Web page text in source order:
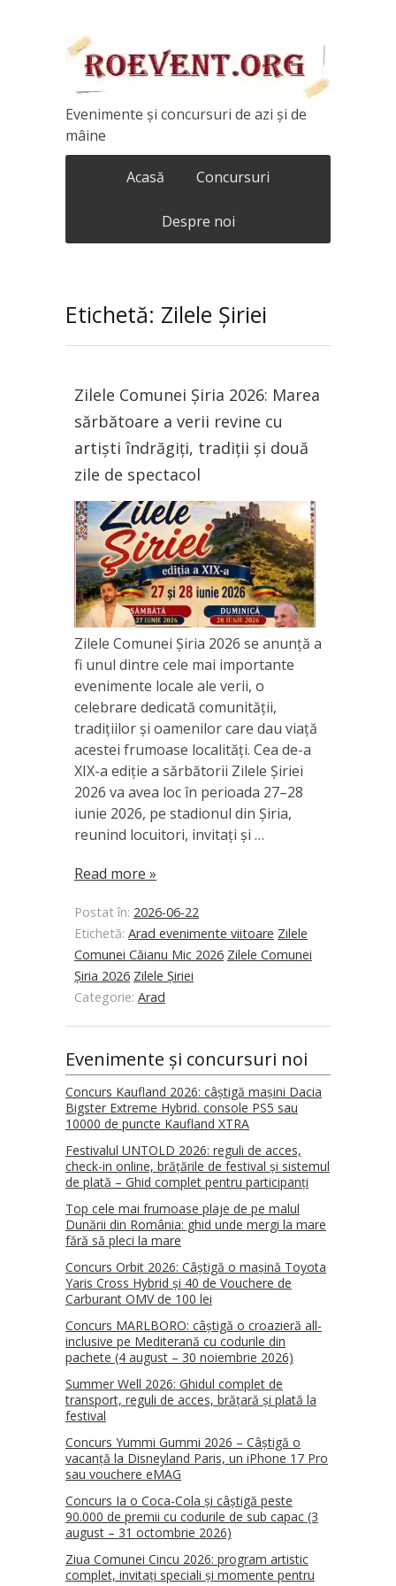
Evenimente și concursuri de azi și de
mâine
Acasă Concursuri
Despre noi
Etichetă: Zilele Șiriei
Zilele Comunei Șiria 2026: Marea
sărbătoare a verii revine cu
artiști îndrăgiți, tradiții și două
zile de spectacol
Zilele Comunei Șiria 2026 se anunță a
fi unul dintre cele mai importante
evenimente locale ale verii, o
celebrare dedicată comunității,
tradițiilor și oamenilor care dau viață
acestei frumoase localități. Cea de-a
XIX-a ediție a sărbătorii Zilele Șiriei
2026 va avea loc în perioada 27–28
iunie 2026, pe stadionul din Șiria,
reunind locuitori, invitați și …
Read more »
Postat în: 2026-06-22
Etichetă: Arad evenimente viitoare Zilele
Comunei Căianu Mic 2026 Zilele Comunei
Șiria 2026 Zilele Șiriei
Categorie: Arad
Evenimente și concursuri noi
Concurs Kaufland 2026: câștigă mașini Dacia
Bigster Extreme Hybrid. console PS5 sau
10000 de puncte Kaufland XTRA
Festivalul UNTOLD 2026: reguli de acces,
check-in online, brățările de festival și sistemul
de plată – Ghid complet pentru participanți
Top cele mai frumoase plaje de pe malul
Dunării din România: ghid unde mergi la mare
fără să pleci la mare
Concurs Orbit 2026: Câștigă o mașină Toyota
Yaris Cross Hybrid și 40 de Vouchere de
Carburant OMV de 100 lei
Concurs MARLBORO: câștigă o croazieră all-
inclusive pe Mediterană cu codurile din
pachete (4 august – 30 noiembrie 2026)
Summer Well 2026: Ghidul complet de
transport, reguli de acces, brățară și plată la
festival
Concurs Yummi Gummi 2026 – Câștigă o
vacanță la Disneyland Paris, un iPhone 17 Pro
sau vouchere eMAG
Concurs Ia o Coca-Cola și câștigă peste
90.000 de premii cu codurile de sub capac (3
august – 31 octombrie 2026)
Ziua Comunei Cincu 2026: program artistic
complet, invitați speciali și momente pentru